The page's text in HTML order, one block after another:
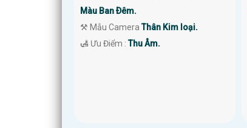
Màu Ban Ðêm.
⚒ Mẫu CameraThân Kim loại.
️🛃 Ưu Điểm :Thu Âm.